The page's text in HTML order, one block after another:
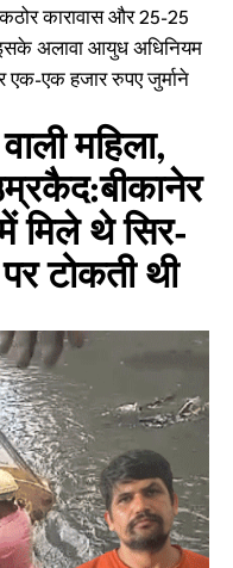
कठोर कारावास और 25-25
इसके अलावा आयुध अधिनियम
एक-एक हजार रुपए जुर्माने
महिला,
मिले थे सिर-
टोकती थी